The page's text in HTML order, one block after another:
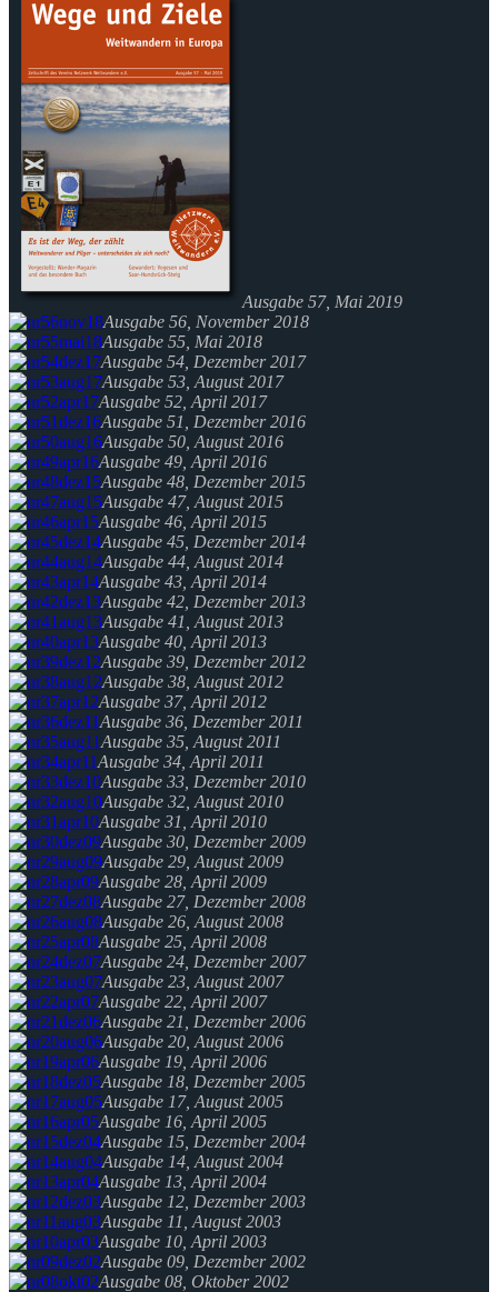
Ausgabe 57, Mai 2019
Ausgabe 56, November 2018
Ausgabe 55, Mai 2018
Ausgabe 54, Dezember 2017
Ausgabe 53, August 2017
Ausgabe 52, April 2017
Ausgabe 51, Dezember 2016
Ausgabe 50, August 2016
Ausgabe 49, April 2016
Ausgabe 48, Dezember 2015
Ausgabe 47, August 2015
Ausgabe 46, April 2015
Ausgabe 45, Dezember 2014
Ausgabe 44, August 2014
Ausgabe 43, April 2014
Ausgabe 42, Dezember 2013
Ausgabe 41, August 2013
Ausgabe 40, April 2013
Ausgabe 39, Dezember 2012
Ausgabe 38, August 2012
Ausgabe 37, April 2012
Ausgabe 36, Dezember 2011
Ausgabe 35, August 2011
Ausgabe 34, April 2011
Ausgabe 33, Dezember 2010
Ausgabe 32, August 2010
Ausgabe 31, April 2010
Ausgabe 30, Dezember 2009
Ausgabe 29, August 2009
Ausgabe 28, April 2009
Ausgabe 27, Dezember 2008
Ausgabe 26, August 2008
Ausgabe 25, April 2008
Ausgabe 24, Dezember 2007
Ausgabe 23, August 2007
Ausgabe 22, April 2007
Ausgabe 21, Dezember 2006
Ausgabe 20, August 2006
Ausgabe 19, April 2006
Ausgabe 18, Dezember 2005
Ausgabe 17, August 2005
Ausgabe 16, April 2005
Ausgabe 15, Dezember 2004
Ausgabe 14, August 2004
Ausgabe 13, April 2004
Ausgabe 12, Dezember 2003
Ausgabe 11, August 2003
Ausgabe 10, April 2003
Ausgabe 09, Dezember 2002
Ausgabe 08, Oktober 2002